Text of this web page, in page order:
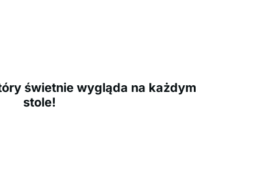
świetnie wygląda na każdym
stole!